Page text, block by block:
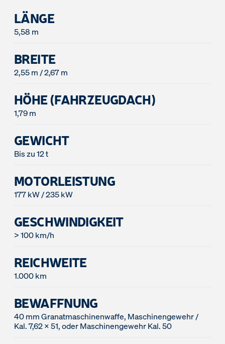
LÄNGE
5,58 m
BREITE
2,55 m / 2,67 m
HÖHE (FAHRZEUGDACH)
1,79 m
GEWICHT
Bis zu 12 t
MOTORLEISTUNG
177 kW / 235 kW
GESCHWINDIGKEIT
> 100 km/h
REICHWEITE
1.000 km
BEWAFFNUNG
40 mm Granatmaschinenwaffe, Maschinengewehr /
Kal. 7,62 x 51, oder Maschinengewehr Kal. 50